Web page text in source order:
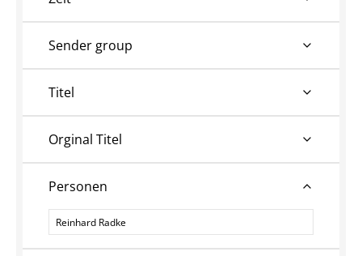
Sender group
Titel
Orginal Titel
Personen
Personen